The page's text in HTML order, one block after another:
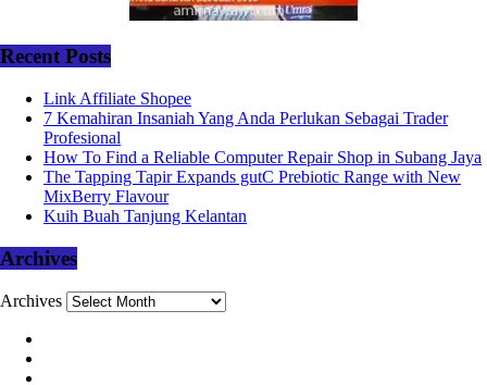
Recent Posts
Link Affiliate Shopee
7 Kemahiran Insaniah Yang Anda Perlukan Sebagai Trader
Profesional
How To Find a Reliable Computer Repair Shop in Subang Jaya
The Tapping Tapir Expands gutC Prebiotic Range with New
MixBerry Flavour
Kuih Buah Tanjung Kelantan
Archives
Archives